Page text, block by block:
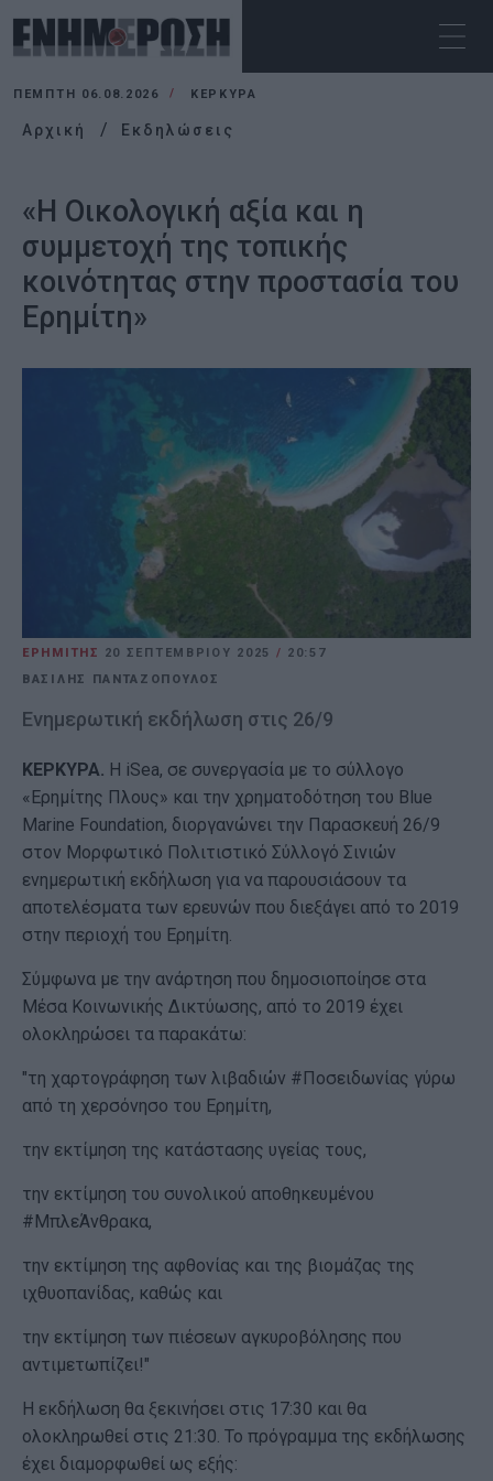
ΠΈΜΠΤΗ 06.08.2026 ΚΕΡΚΥΡΑ
Αρχική Εκδηλώσεις
«Η Οικολογική αξία και η
συμμετοχή της τοπικής
κοινότητας στην προστασία του
Ερημίτη»
ΕΡΗΜΙΤΗΣ 20 ΣΕΠΤΕΜΒΡΊΟΥ 2025 / 20:57
ΒΑΣΙΛΗΣ ΠΑΝΤΑΖΟΠΟΥΛΟΣ
Ενημερωτική εκδήλωση στις 26/9
ΚΕΡΚΥΡΑ. Η iSea, σε συνεργασία με το σύλλογο
«Ερημίτης Πλους» και την χρηματοδότηση του Blue
Marine Foundation, διοργανώνει την Παρασκευή 26/9
στον Μορφωτικό Πολιτιστικό Σύλλογό Σινιών
ενημερωτική εκδήλωση για να παρουσιάσουν τα
αποτελέσματα των ερευνών που διεξάγει από το 2019
στην περιοχή του Ερημίτη.
Σύμφωνα με την ανάρτηση που δημοσιοποίησε στα
Μέσα Κοινωνικής Δικτύωσης, από το 2019 έχει
ολοκληρώσει τα παρακάτω:
"τη χαρτογράφηση των λιβαδιών #Ποσειδωνίας γύρω
από τη χερσόνησο του Ερημίτη,
την εκτίμηση της κατάστασης υγείας τους,
την εκτίμηση του συνολικού αποθηκευμένου
#ΜπλεΆνθρακα,
την εκτίμηση της αφθονίας και της βιομάζας της
ιχθυοπανίδας, καθώς και
την εκτίμηση των πιέσεων αγκυροβόλησης που
αντιμετωπίζει!"
Η εκδήλωση θα ξεκινήσει στις 17:30 και θα
ολοκληρωθεί στις 21:30. Το πρόγραμμα της εκδήλωσης
έχει διαμορφωθεί ως εξής: